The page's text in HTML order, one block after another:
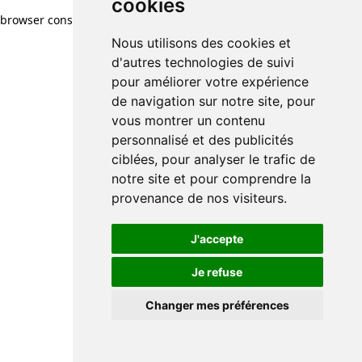
cookies
Nous utilisons des cookies et
d'autres technologies de suivi
pour améliorer votre expérience
de navigation sur notre site, pour
vous montrer un contenu
personnalisé et des publicités
ciblées, pour analyser le trafic de
notre site et pour comprendre la
provenance de nos visiteurs.
J'accepte
Je refuse
Changer mes préférences
browser console for more information)